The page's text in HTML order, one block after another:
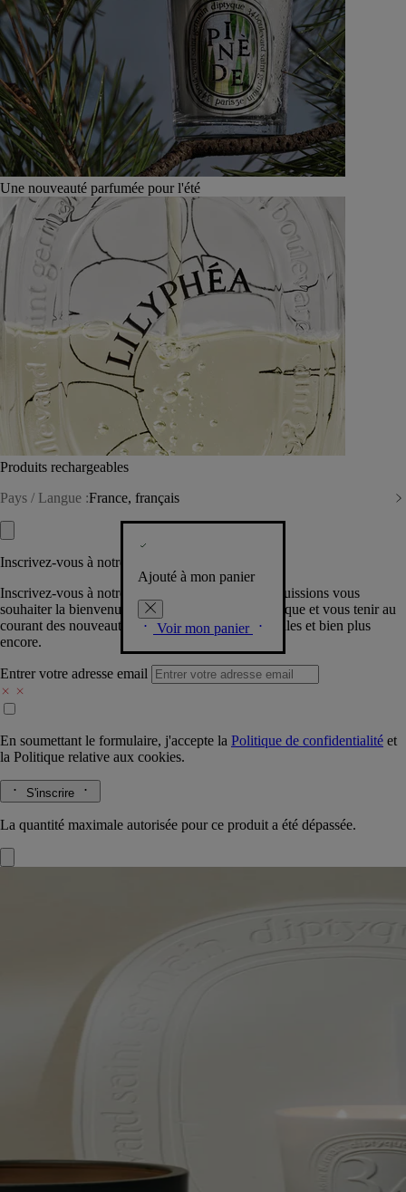
Une nouveauté parfumée pour l'été
Produits rechargeables
Pays / Langue :France, français
Ajouté à mon panier
Voir mon panier
Inscrivez-vous à notre Newsletter
Inscrivez-vous à notre newsletter pour que nous puissions vous
souhaiter la bienvenue dans la communauté Diptyque et vous tenir au
courant des nouveautés, événements, offres spéciales et bien plus
encore.
Entrer votre adresse email
En soumettant le formulaire, j'accepte la Politique de confidentialité et
la Politique relative aux cookies.
S'inscrire
La quantité maximale autorisée pour ce produit a été dépassée.